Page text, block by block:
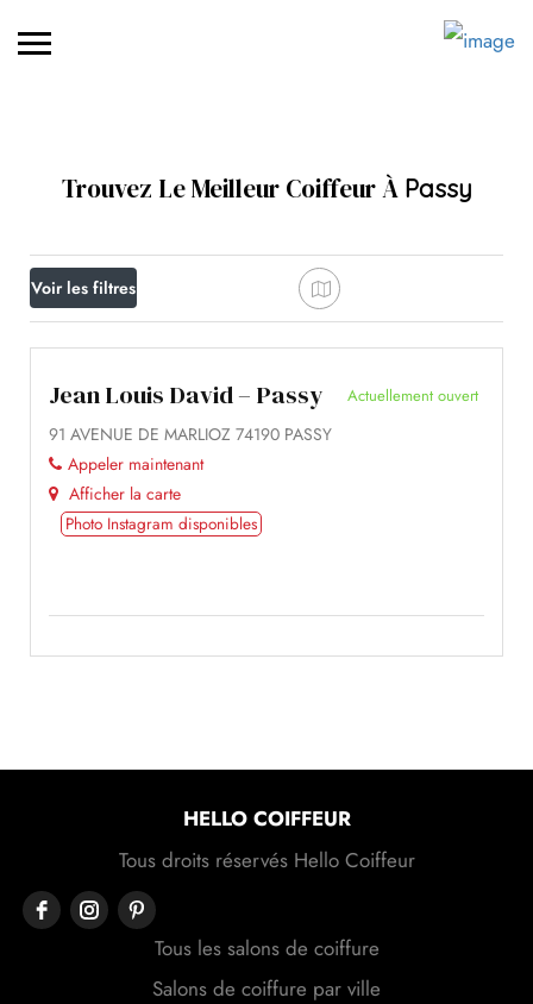
Trouvez Le Meilleur Coiffeur À Passy
Voir les filtres
Jean Louis David – Passy
91 AVENUE DE MARLIOZ 74190 PASSY
Appeler maintenant
Afficher la carte
Actuellement ouvert
Photo Instagram disponibles
HELLO COIFFEUR
Tous droits réservés Hello Coiffeur
Tous les salons de coiffure
Salons de coiffure par ville